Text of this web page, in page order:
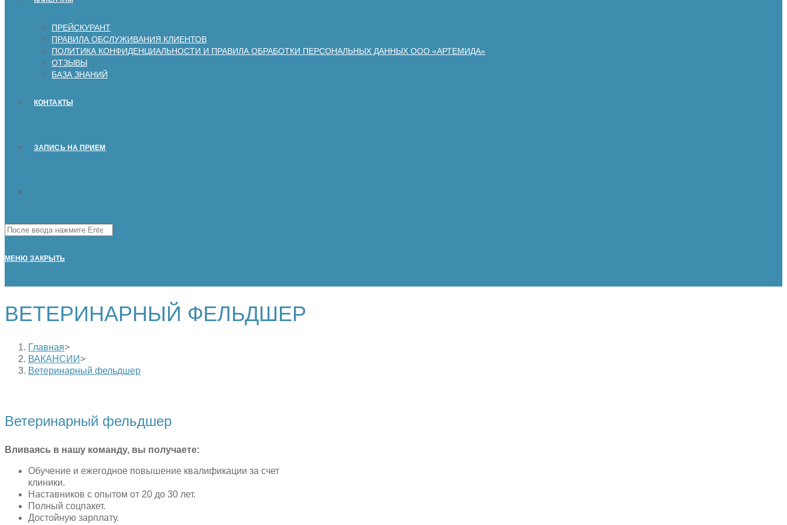
ПРЕЙСКУРАНТ
ПРАВИЛА ОБСЛУЖИВАНИЯ КЛИЕНТОВ
ПОЛИТИКА КОНФИДЕНЦИАЛЬНОСТИ И ПРАВИЛА ОБРАБОТКИ ПЕРСОНАЛЬНЫХ ДАННЫХ ООО «АРТЕМИДА»
ОТЗЫВЫ
БАЗА ЗНАНИЙ
КОНТАКТЫ
ЗАПИСЬ НА ПРИЕМ
Поиск
МЕНЮ ЗАКРЫТЬ
ВЕТЕРИНАРНЫЙ ФЕЛЬДШЕР
Главная>
ВАКАНСИИ>
Ветеринарный фельдшер
Ветеринарный фельдшер
Вливаясь в нашу команду, вы получаете:
Обучение и ежегодное повышение квалификации за счет
клиники.
Наставников с опытом от 20 до 30 лет.
Полный соцпакет.
Достойную зарплату.